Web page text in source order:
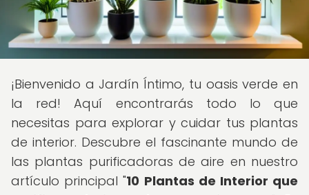
¡Bienvenido a Jardín Íntimo, tu oasis verde en
la red! Aquí encontrarás todo lo que
necesitas para explorar y cuidar tus plantas
de interior. Descubre el fascinante mundo de
las plantas purificadoras de aire en nuestro
artículo principal "10 Plantas de Interior que